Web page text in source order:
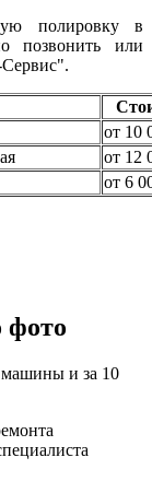
полировку в
позвонить или
Сервис".
от 10
от 12
от 6
фото
и за 10